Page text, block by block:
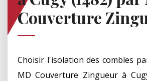
Couverture
Choisir l'isolation des combles
MD Couverture Zingueur à